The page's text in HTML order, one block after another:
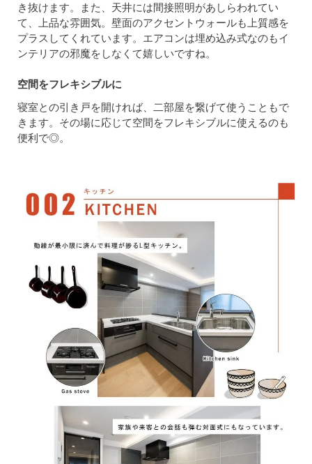
き抜けます。また、天井には間接照明があしらわれてい
て、上品な雰囲気。壁面のアクセントウォールも上質感を
プラスしてくれています。エアコンは埋め込み式なのもイ
ンテリアの邪魔をしなくて嬉しいですね。
空間をフレキシブルに
寝室との引き戸を開ければ、二部屋を繋げて使うこともで
きます。その場に応じて空間をフレキシブルに使えるのも
便利で◎。